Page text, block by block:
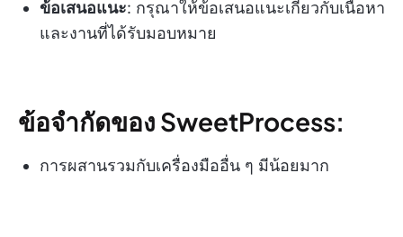
ข้อเสนอแนะ: กรุณาให้ข้อเสนอแนะเกี่ยวกับเนื้อหา
และงานที่ได้รับมอบหมาย
ข้อจำกัดของ SweetProcess:
การผสานรวมกับเครื่องมืออื่น ๆ มีน้อยมาก